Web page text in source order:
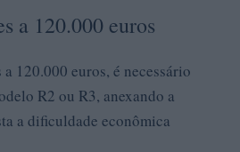
a 120.000 euros
120.000 euros, é necessário
R2 ou R3, anexando a
a dificuldade econômica